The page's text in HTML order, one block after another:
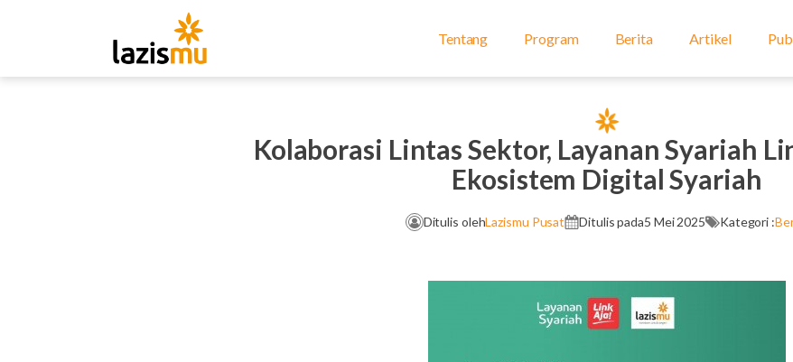
Tentang Program Berita Artikel
Kolaborasi Lintas Sektor, Layanan Syariah
Ekosistem Digital Syariah
Ditulis olehLazismu Pusat Ditulis pada5 Mei 2025 Kategori :